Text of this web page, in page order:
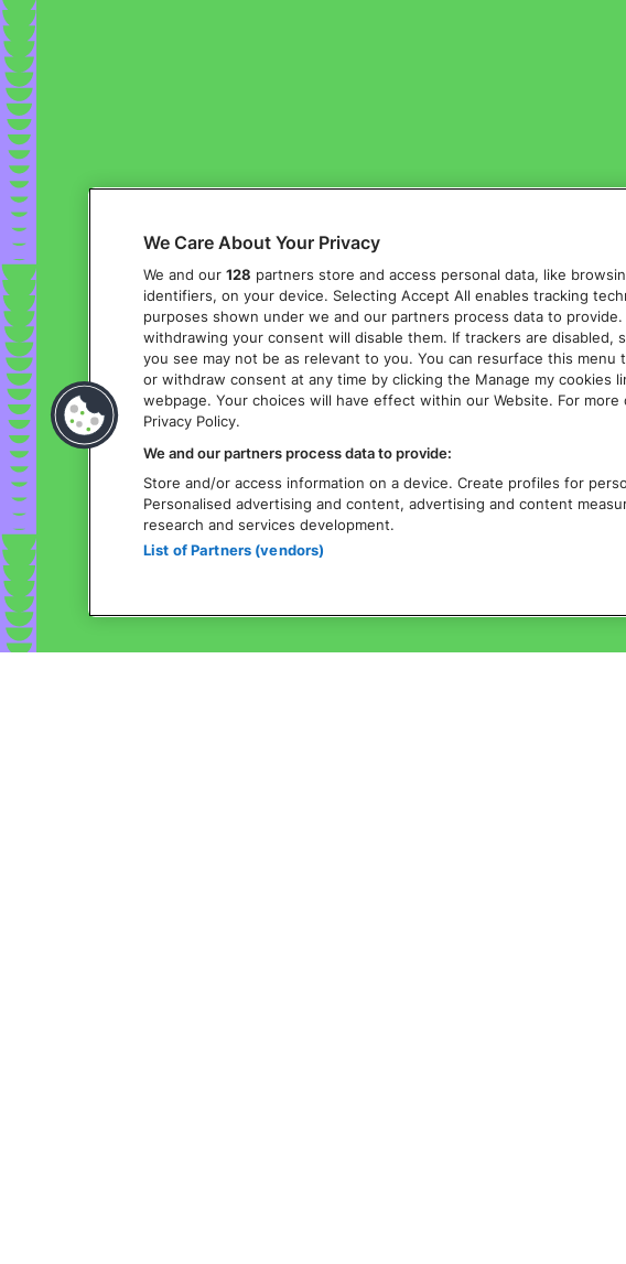
We Care About Your Privacy
We and our 128 partners store and access personal data, like
identifiers, on your device. Selecting Accept All enables tracking
purposes shown under we and our partners process data to
withdrawing your consent will disable them. If trackers are disabled,
you see may not be as relevant to you. You can resurface this menu
or withdraw consent at any time by clicking the Manage my cookies
webpage. Your choices will have effect within our Website. For
Privacy Policy.
We and our partners process data to provide:
Store and/or access information on a device. Create profiles for
Personalised advertising and content, advertising and content
research and services development.
List of Partners (vendors)